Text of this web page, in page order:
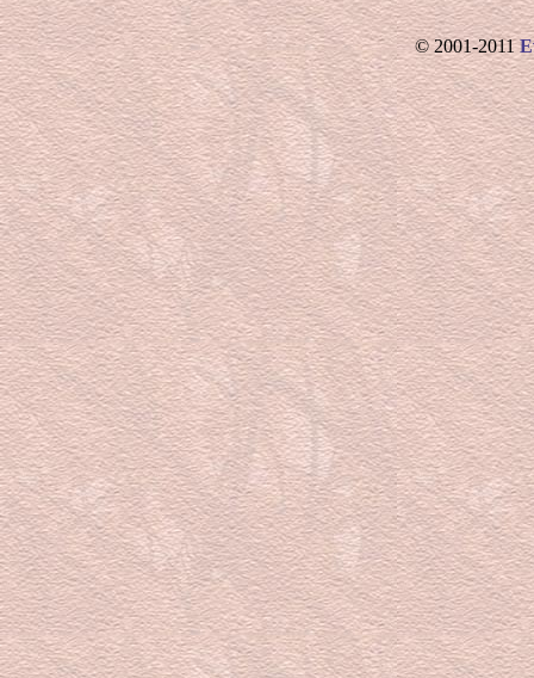
© 2001-2011